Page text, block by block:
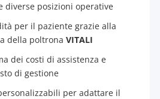
diverse posizioni operative
per il paziente grazie alla
della poltronaVITALI
dei costi di assistenza e
di gestione
per adattare il